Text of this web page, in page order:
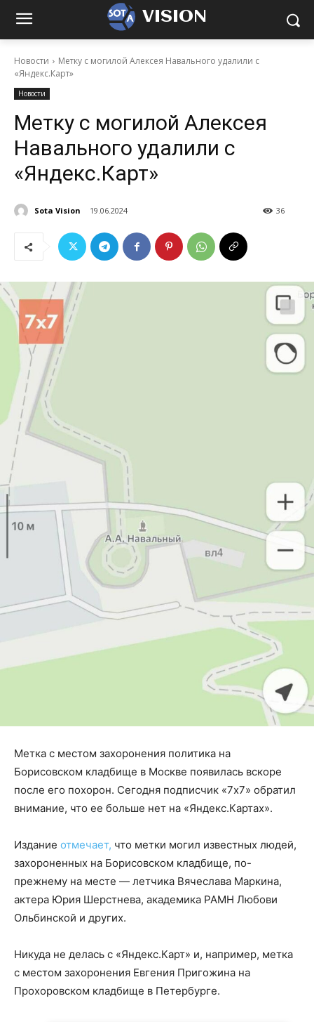
VISION
Новости
Метку с могилой Алексея Навального удалили с
«Яндекс.Карт»
Новости
Метку с могилой Алексея
Навального удалили с
«Яндекс.Карт»
Sota Vision 19.06.2024 36
Метка с местом захоронения политика на
Борисовском кладбище в Москве появилась вскоре
после его похорон. Сегодня подписчик «7х7» обратил
внимание, что ее больше нет на «Яндекс.Картах».
Издание отмечает, что метки могил известных людей,
захороненных на Борисовском кладбище, по-
прежнему на месте — летчика Вячеслава Маркина,
актера Юрия Шерстнева, академика РАМН Любови
Ольбинской и других.
Никуда не делась с «Яндекс.Карт» и, например, метка
с местом захоронения Евгения Пригожина на
Прохоровском кладбище в Петербурге.